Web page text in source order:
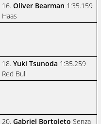
16.Oliver Bearman 1:35.159
Haas
18.Yuki Tsunoda 1:35.259
Red Bull
20.Gabriel Bortoleto Senza